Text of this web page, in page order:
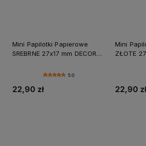
Mini Papilotki Papierowe
SREBRNE 27x17 mm DECORA
5.0
22,90 zł
Mini
ZŁOTE
22,90 zł